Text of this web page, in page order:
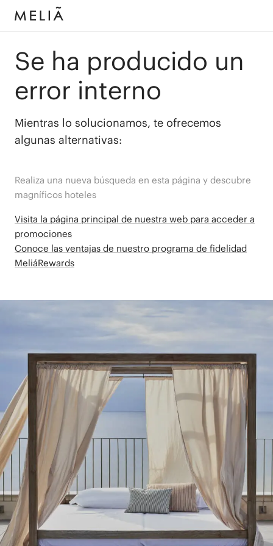
Se ha producido un
error interno
Mientras lo solucionamos, te ofrecemos
algunas alternativas:
Realiza una nueva búsqueda en esta página y descubre
magníficos hoteles
Visita la página principal de nuestra web para acceder a
promociones
Conoce las ventajas de nuestro programa de fidelidad
MeliáRewards